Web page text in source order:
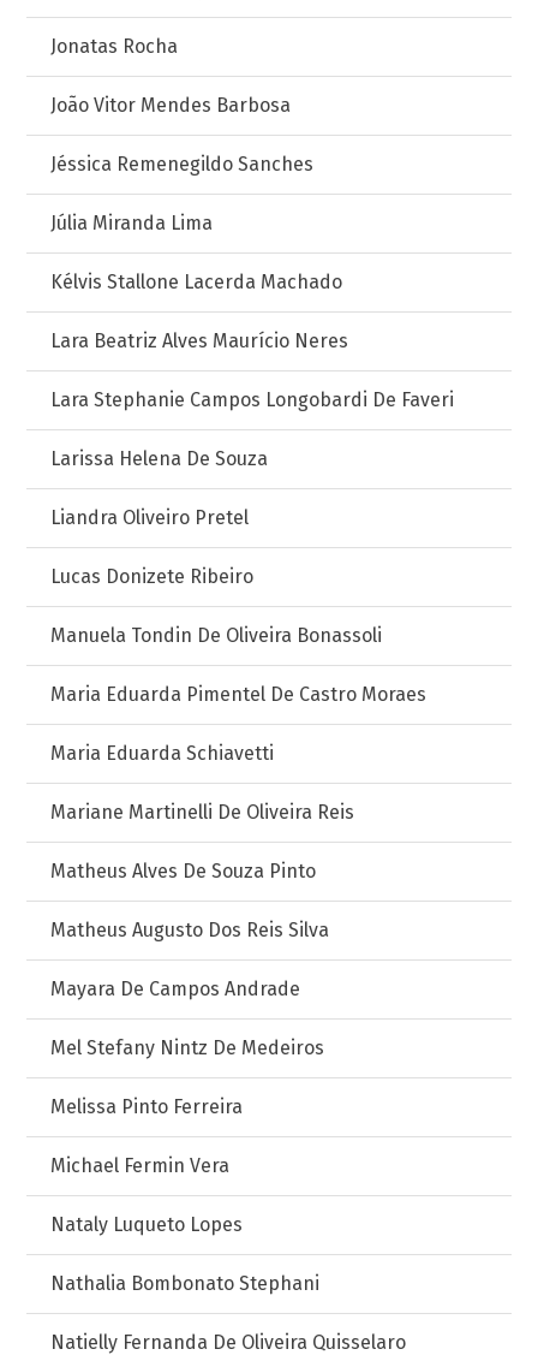
Jonatas Rocha
João Vitor Mendes Barbosa
Jéssica Remenegildo Sanches
Júlia Miranda Lima
Kélvis Stallone Lacerda Machado
Lara Beatriz Alves Maurício Neres
Lara Stephanie Campos Longobardi De Faveri
Larissa Helena De Souza
Liandra Oliveiro Pretel
Lucas Donizete Ribeiro
Manuela Tondin De Oliveira Bonassoli
Maria Eduarda Pimentel De Castro Moraes
Maria Eduarda Schiavetti
Mariane Martinelli De Oliveira Reis
Matheus Alves De Souza Pinto
Matheus Augusto Dos Reis Silva
Mayara De Campos Andrade
Mel Stefany Nintz De Medeiros
Melissa Pinto Ferreira
Michael Fermin Vera
Nataly Luqueto Lopes
Nathalia Bombonato Stephani
Natielly Fernanda De Oliveira Quisselaro